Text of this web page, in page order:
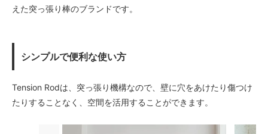
えた突っ張り棒のブランドです。
シンプルで便利な使い方
Tension Rodは、突っ張り機構なので、壁に穴をあけたり傷つけ
たりすることなく、空間を活用することができます。